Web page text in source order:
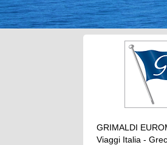
GRIMALDI
Viaggi Italia -